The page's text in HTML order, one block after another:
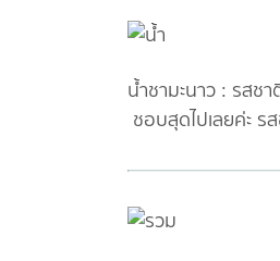
น้ำชามะนาว : รสช
ชอบสุดไปเลยค่ะ